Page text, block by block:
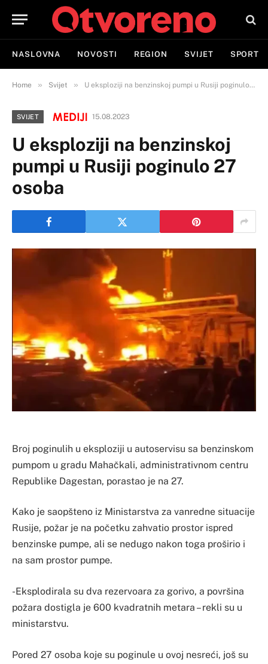
NASLOVNA NOVOSTI REGION SVIJET SPORT
Home » Svijet » U eksploziji na benzinskoj pumpi u Rusiji poginulo 27 osoba
SVIJET 15.08.2023
U eksploziji na benzinskoj
pumpi u Rusiji poginulo 27
osoba
Broj poginulih u eksploziji u autoservisu sa benzinskom
pumpom u gradu Mahačkali, administrativnom centru
Republike Dagestan, porastao je na 27.
Kako je saopšteno iz Ministarstva za vanredne situacije
Rusije, požar je na početku zahvatio prostor ispred
benzinske pumpe, ali se nedugo nakon toga proširio i
na sam prostor pumpe.
-Eksplodirala su dva rezervoara za gorivo, a površina
požara dostigla je 600 kvadratnih metara – rekli su u
ministarstvu.
Pored 27 osoba koje su poginule u ovoj nesreći, još su